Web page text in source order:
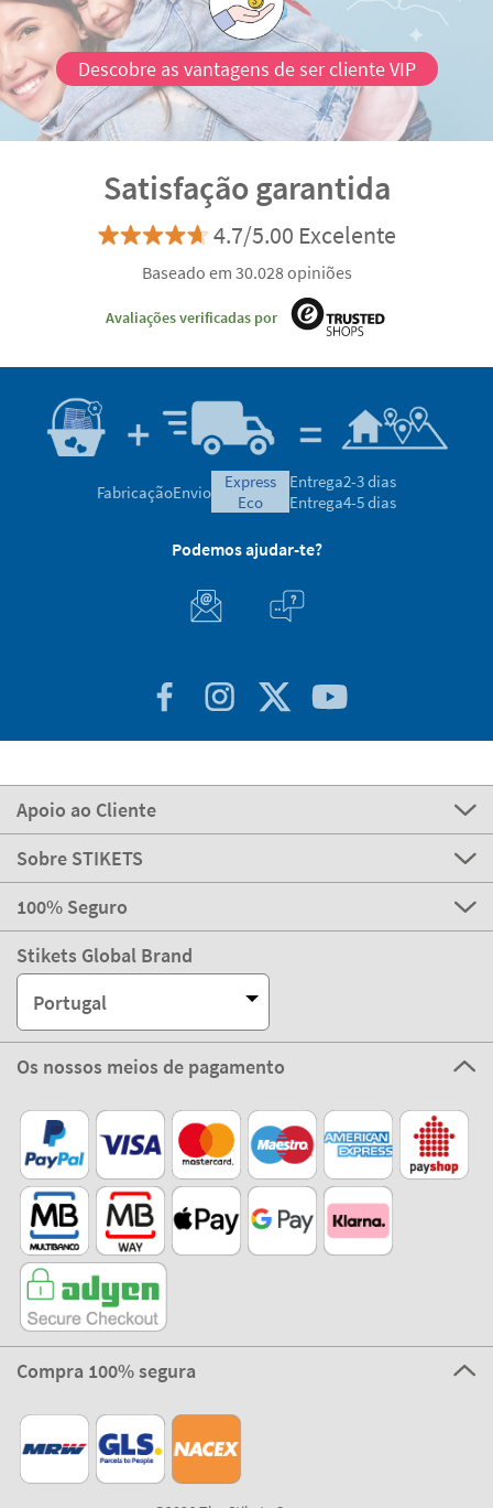
Descobre as vantagens de ser cliente VIP
Satisfação garantida
4.7/5.00 Excelente
Baseado em 30.028 opiniões
Avaliações verificadas por
FabricaçãoEnvio
express
eco
Entrega2-3 dias
Entrega4-5 dias
Podemos ajudar-te?
Apoio ao Cliente
Sobre STIKETS
100% Seguro
Stikets Global Brand
Portugal
Os nossos meios de pagamento
Compra 100% segura